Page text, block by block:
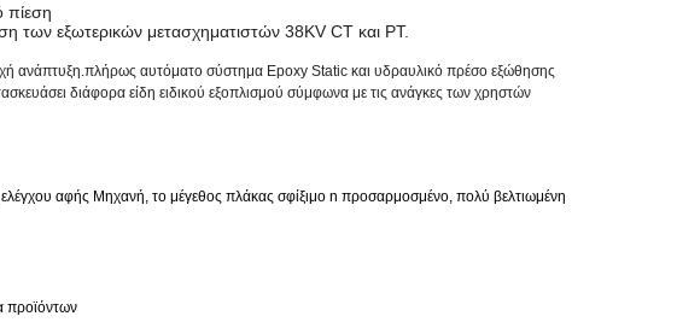
πίεση
των εξωτερικών μετασχηματιστών 38KV CT και PT.
ανάπτυξη.πλήρως αυτόματο σύστημα Epoxy Static και υδραυλικό πρέσο εξώθησης
διάφορα είδη ειδικού εξοπλισμού σύμφωνα με τις ανάγκες των χρηστών
αφής Μηχανή, το μέγεθος πλάκας σφίξιμο n προσαρμοσμένο, πολύ βελτιωμένη
προϊόντων